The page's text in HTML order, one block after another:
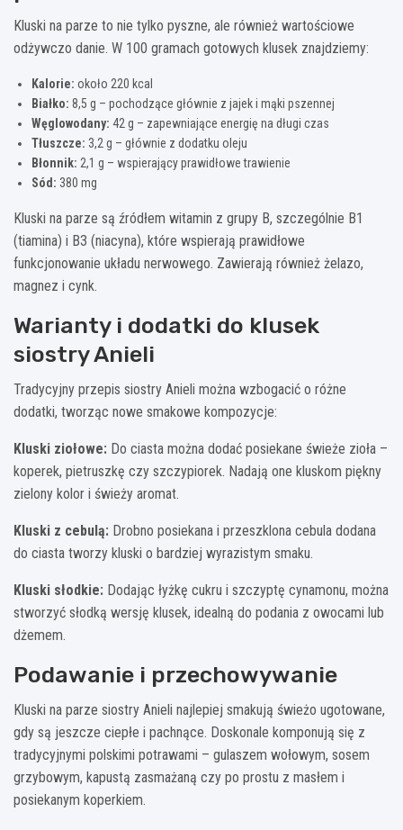
Kluski na parze to nie tylko pyszne, ale również wartościowe
odżywczo danie. W 100 gramach gotowych klusek znajdziemy:
Kalorie: około 220 kcal
Białko: 8,5 g – pochodzące głównie z jajek i mąki pszennej
Węglowodany: 42 g – zapewniające energię na długi czas
Tłuszcze: 3,2 g – głównie z dodatku oleju
Błonnik: 2,1 g – wspierający prawidłowe trawienie
Sód: 380 mg
Kluski na parze są źródłem witamin z grupy B, szczególnie B1
(tiamina) i B3 (niacyna), które wspierają prawidłowe
funkcjonowanie układu nerwowego. Zawierają również żelazo,
magnez i cynk.
Warianty i dodatki do klusek
siostry Anieli
Tradycyjny przepis siostry Anieli można wzbogacić o różne
dodatki, tworząc nowe smakowe kompozycje:
Kluski ziołowe: Do ciasta można dodać posiekane świeże zioła –
koperek, pietruszkę czy szczypiorek. Nadają one kluskom piękny
zielony kolor i świeży aromat.
Kluski z cebulą: Drobno posiekana i przeszklona cebula dodana
do ciasta tworzy kluski o bardziej wyrazistym smaku.
Kluski słodkie: Dodając łyżkę cukru i szczyptę cynamonu, można
stworzyć słodką wersję klusek, idealną do podania z owocami lub
dżemem.
Podawanie i przechowywanie
Kluski na parze siostry Anieli najlepiej smakują świeżo ugotowane,
gdy są jeszcze ciepłe i pachnące. Doskonale komponują się z
tradycyjnymi polskimi potrawami – gulaszem wołowym, sosem
grzybowym, kapustą zasmażaną czy po prostu z masłem i
posiekanym koperkiem.